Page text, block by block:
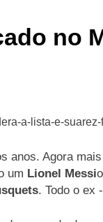
no
anos. Agora
um Lionel Messi
. Todo o ex